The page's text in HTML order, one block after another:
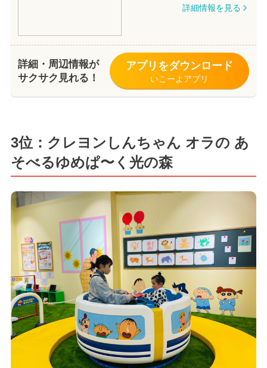
詳細情報を見る
詳細・周辺情報が
サクサク見れる！
アプリをダウンロード
いこーよアプリ
3位：クレヨンしんちゃん オラの あ
そべるゆめぱ〜く光の森